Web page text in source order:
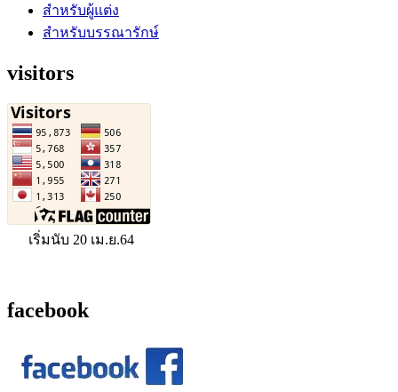
สำหรับผู้แต่ง
สำหรับบรรณารักษ์
visitors
เริ่มนับ 20 เม.ย.64
facebook